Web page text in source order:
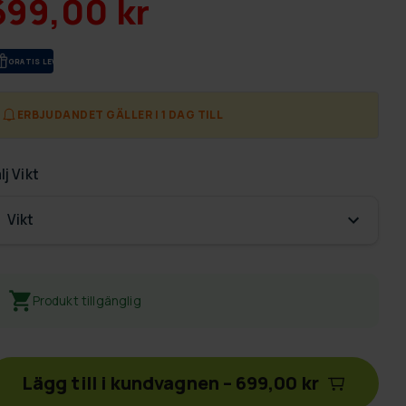
kr
GRA­TIS LE­VE­RANS
ERBJUDANDET GÄLLER I 1 DAG TILL
Vikt
Vikt
Produkt tillgänglig
Lägg till i kundvagnen – 699,00 kr